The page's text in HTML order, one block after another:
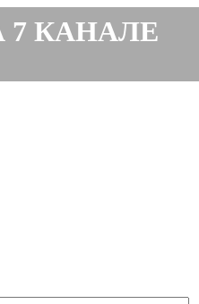
КАНАЛЕ